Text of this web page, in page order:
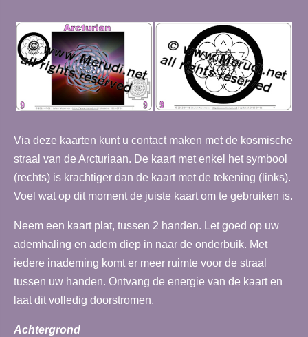
Via deze kaarten kunt u contact maken met de kosmische
straal van de Arcturiaan. De kaart met enkel het symbool
(rechts) is krachtiger dan de kaart met de tekening (links).
Voel wat op dit moment de juiste kaart om te gebruiken is.
Neem een kaart plat, tussen 2 handen. Let goed op uw
ademhaling en adem diep in naar de onderbuik. Met
iedere inademing komt er meer ruimte voor de straal
tussen uw handen. Ontvang de energie van de kaart en
laat dit volledig doorstromen.
Achtergrond